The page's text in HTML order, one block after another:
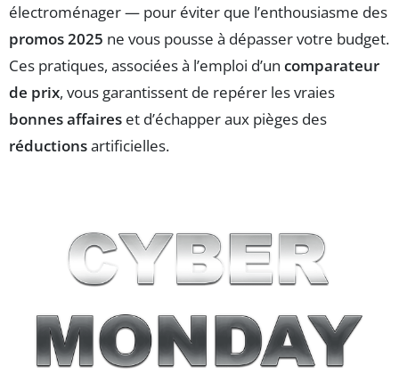
électroménager — pour éviter que l’enthousiasme des
promos 2025 ne vous pousse à dépasser votre budget.
Ces pratiques, associées à l’emploi d’un comparateur
de prix, vous garantissent de repérer les vraies
bonnes affaires et d’échapper aux pièges des
réductionsartificielles.